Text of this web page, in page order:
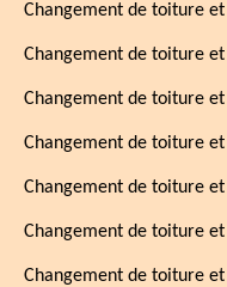
Changement de toiture
Changement de toiture
Changement de toiture
Changement de toiture
Changement de toiture
Changement de toiture
Changement de toiture